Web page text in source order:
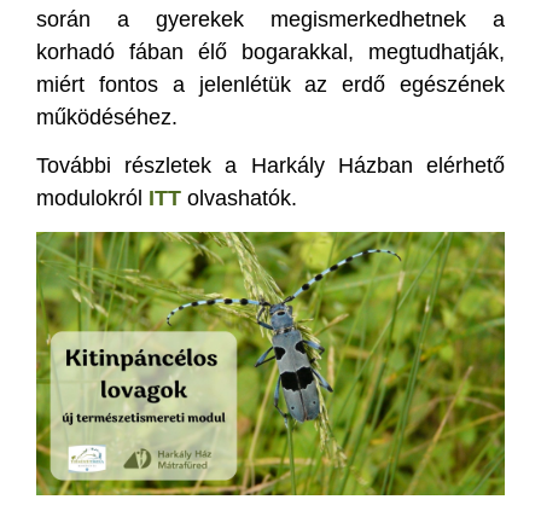
során a gyerekek megismerkedhetnek a
korhadó fában élő bogarakkal, megtudhatják,
miért fontos a jelenlétük az erdő egészének
működéséhez.
További részletek a Harkály Házban elérhető
modulokról ITT olvashatók.